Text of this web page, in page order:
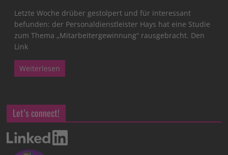
Letzte Woche drüber gestolpert und für interessant
befunden: der Personaldienstleister Hays hat eine Studie
zum Thema „Mitarbeitergewinnung“ rausgebracht. Den
Link
Weiterlesen
Let’s connect!